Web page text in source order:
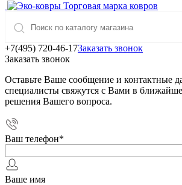
Торговая марка ковров
+7(495) 720-46-17Заказать звонок
Заказать звонок
Оставьте Ваше сообщение и контактные
специалисты свяжутся с Вами в
решения Вашего вопроса.
Ваш телефон*
Ваше имя